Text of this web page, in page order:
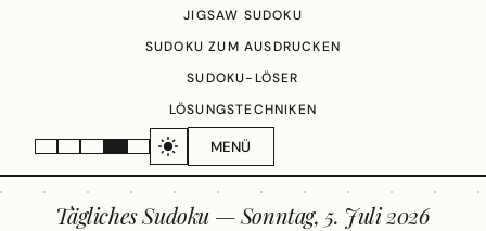
MENÜ
JIGSAW SUDOKU
SUDOKU ZUM AUSDRUCKEN
SUDOKU-LÖSER
LÖSUNGSTECHNIKEN
Tägliches Sudoku —Sonntag, 5. Juli 2026